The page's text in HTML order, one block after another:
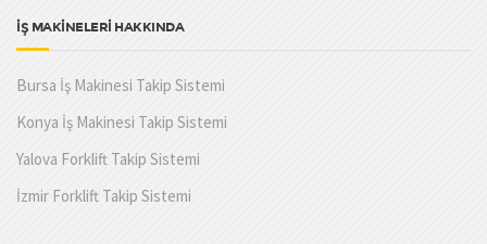
İŞ MAKİNELERİ HAKKINDA
Bursa İş Makinesi Takip Sistemi
Konya İş Makinesi Takip Sistemi
Yalova Forklift Takip Sistemi
İzmir Forklift Takip Sistemi